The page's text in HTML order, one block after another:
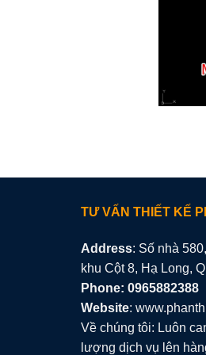
TƯ VẤN THIẾT KẾ
Address: Số nhà
khu Cột 8, Hạ Long,
Phone: 0965882388
Website:
Về chúng tôi: Luôn
lượng dịch vụ lên